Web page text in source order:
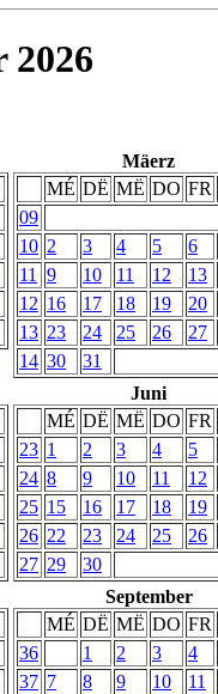
2026
Mäerz
MÉ DË MË DO FR
09
10 2 3 4 5 6
11
9 10 11 12 13
12 16 17 18 19 20
13 23 24 25 26 27
14 30
31
Juni
MÉ DË MË DO FR
23 1 2 3 4 5
24 8 9 10 11 12
25 15 16 17 18 19
26 22 23 24 25 26
27 29
30
September
MÉ DË MË DO FR
36
1 2 3 4
37 7 8 9 10 11